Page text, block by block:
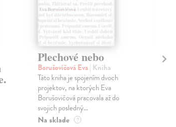
Plechové nebo
Borušovičová Eva| Kniha
Táto kniha je spojením dvoch
projektov, na ktorých Eva
Borušovičová pracovala až do
svojich posledný...
Na sklade ?